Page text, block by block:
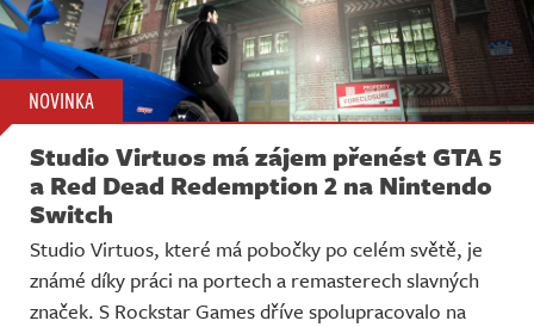
NOVINKA
Studio Virtuos má zájem přenést GTA 5
a Red Dead Redemption 2 na Nintendo
Switch
Studio Virtuos, které má pobočky po celém světě, je
známé díky práci na portech a remasterech slavných
značek. S Rockstar Games dříve spolupracovalo na